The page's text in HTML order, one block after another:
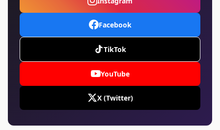
Facebook
TikTok
YouTube
X (Twitter)